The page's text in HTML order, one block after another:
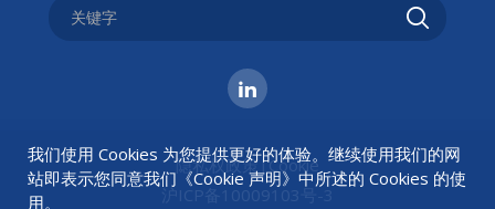
隐私权政策 |Cookie
沪ICP备10009103号-3
我们使用 Cookies 为您提供更好的体验。继续使用我们的网
站即表示您同意我们《Cookie 声明》中所述的 Cookies 的使
用。